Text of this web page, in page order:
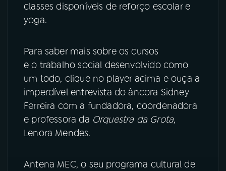
TikTok
classes disponíveis de reforço escolar e
yoga.
Para saber mais sobre os cursos
e o trabalho social desenvolvido como
um todo, clique no player acima e ouça a
imperdível entrevista do âncora Sidney
Ferreira com a fundadora, coordenadora
e professora da Orquestra da Grota,
Lenora Mendes.
Antena MEC, o seu programa cultural de